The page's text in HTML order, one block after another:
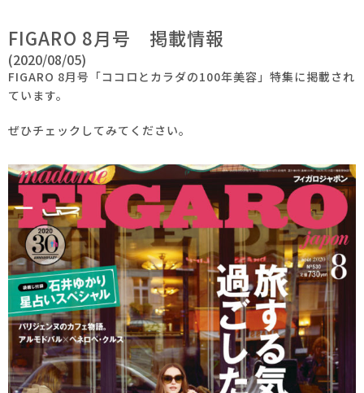
FIGARO 8月号 掲載情報
(2020/08/05)
FIGARO 8月号「ココロとカラダの100年美容」特集に掲載され
ています。
ぜひチェックしてみてください。